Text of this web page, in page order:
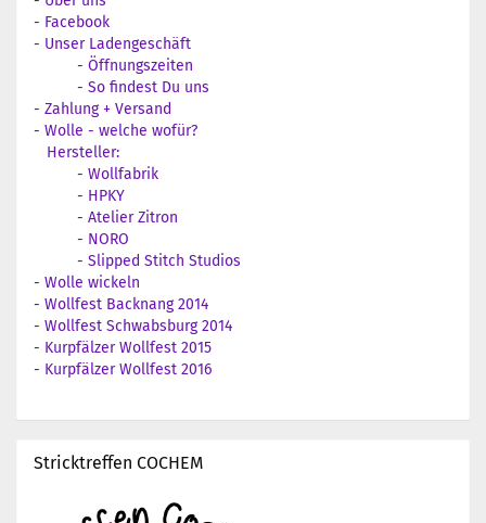
- Facebook
- Unser Ladengeschäft
- Öffnungszeiten
- So findest Du uns
- Zahlung + Versand
- Wolle - welche wofür?
Hersteller:
- Wollfabrik
- HPKY
- Atelier Zitron
- NORO
- Slipped Stitch Studios
- Wolle wickeln
- Wollfest Backnang 2014
- Wollfest Schwabsburg 2014
- Kurpfälzer Wollfest 2015
- Kurpfälzer Wollfest 2016
Stricktreffen COCHEM